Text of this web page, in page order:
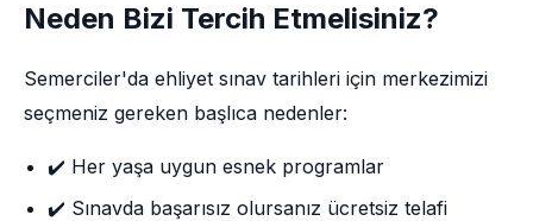
Neden Bizi Tercih Etmelisiniz?
Semerciler'da ehliyet sınav tarihleri için merkezimizi
seçmeniz gereken başlıca nedenler:
✔️ Her yaşa uygun esnek programlar
✔️ Sınavda başarısız olursanız ücretsiz telafi